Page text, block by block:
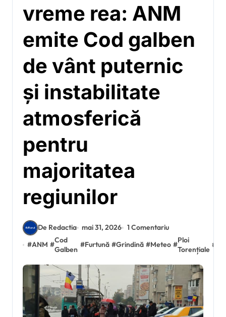
vreme rea: ANM
emite Cod galben
de vânt puternic
și instabilitate
atmosferică
pentru
majoritatea
regiunilor
De Redactia mai 31, 2026 1 Comentariu
#ANM #
Cod
Galben
#Furtună #Grindină #Meteo #
Ploi
Torențiale
#